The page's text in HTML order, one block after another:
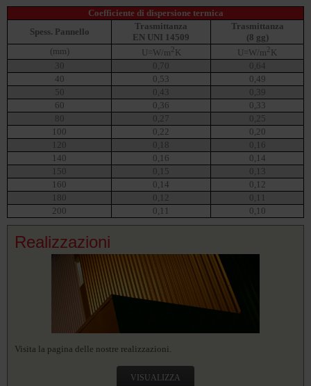
Coefficiente di dispersione termica
Spess. Pannello
Trasmittanza
EN UNI 14509
Trasmittanza
(8 gg)
(mm)
U=W/m2 K U=W/m2 K
30
0,70
0,64
40
0,53
0,49
50
0,43
0,39
60
0,36
0,33
80
0,27
0,25
100
0,22
0,20
120
0,18
0,16
140
0,16
0,14
150
0,15
0,13
160
0,14
0,12
180
0,12
0,11
200
0,11 0,10
Realizzazioni
Visita la pagina delle nostre realizzazioni.
VISUALIZZA